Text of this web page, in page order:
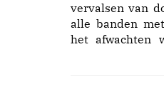
vervalsen van
alle banden
het afwachten